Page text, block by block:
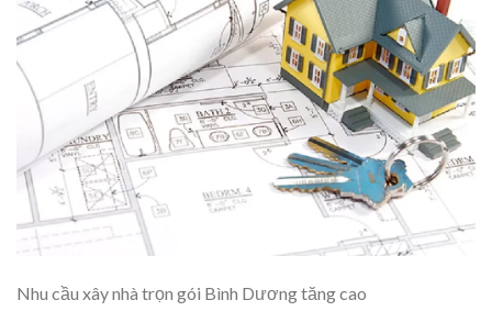
Nhu cầu xây nhà trọn gói Bình Dương tăng cao